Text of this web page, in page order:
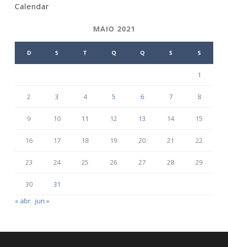
Calendar
MAIO 2021
D S T Q Q S S
1
2 3 4 5 6 7 8
9 10 11 12 13 14 15
16 17 18 19 20 21 22
23 24 25 26 27 28 29
30
31
« abr jun »